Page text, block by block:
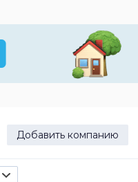
Добавить компанию